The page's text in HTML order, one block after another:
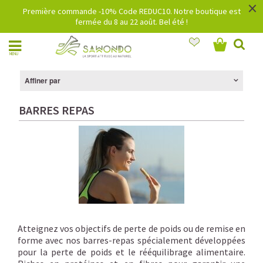
Première commande -10% Code REDUC10. Notre boutique est
fermée du 8 au 22 août. Bel été !
×
MENU
Affiner par
BARRES REPAS
Atteignez vos objectifs de perte de poids ou de remise en
forme avec nos barres-repas spécialement développées
pour la perte de poids et le rééquilibrage alimentaire.